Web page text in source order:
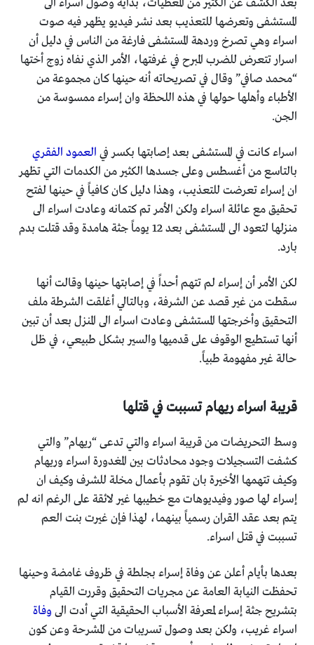
بعد الكشف عن الكثير من المعطيات، بداية وصول اسراء الى
المستشفى وتعرضها للتعذيب بعد نشر فيديو يظهر فيه صوت
اسراء وهي تصرخ وردهة المستشفى فارغة من الناس في دليل أن
اسرار تتعرض للضرب المبرح في غرفتها، الأمر الذي نفاه زوج أختها
“محمد صافي” وقال في تصريحاته أنه حينها كان مجموعة من
الأطباء وأهلها حولها في هذه اللحظة وان إسراء ممسوسة من
الجن.
اسراء كانت في المستشفى بعد إصابتها بكسر في العمود الفقري
بالتاسع من أغسطس وعلى جسدها الكثير من الكدمات التي تظهر
ان إسراء تعرضت للتعذيب، وهذا دليل كان كافياً في حينها لفتح
تحقيق مع عائلة اسراء ولكن الأمر تم كتمانه وعادت اسراء الى
منزلها لتعود الى المستشفى بعد 12 يوماً جثة هامدة وقد قتلت بدم
بارد.
لكن الأمر أن إسراء لم تتهم أحداً في إصابتها حينها وقالت أنها
سقطت من غير قصد عن الشرفة، وبالتالي أغلقت الشرطة ملف
التحقيق وأخرجتها المستشفى وعادت اسراء الى المنزل بعد أن تبين
أنها تستطيع الوقوف على قدميها والسير بشكل طبيعي، في ظل
حالة غير مفهومة طبياً.
قريبة اسراء ريهام تسببت في قتلها
وسط التحريضات من قريبة اسراء والتي تدعى “ريهام” والتي
كشفت التسجيلات وجود محادثات بين المغدورة اسراء وريهام
وكيف تتهمها الأخيرة بان تقوم بأعمال مخلة للشرف وكيف ان
إسراء لها صور وفيديوهات مع خطيبها غير لائقة على الرغم انه لم
يتم بعد عقد القران رسمياً بينهما، لهذا فإن غيرت بنت العم
تسببت في قتل اسراء.
بعدها بأيام أعلن عن وفاة إسراء بجلطة في ظروف غامضة وحينها
تحفظت النيابة العامة عن مجريات التحقيق وقررت القيام
بتشريح جثة إسراء لمعرفة الأسباب الحقيقية التي أدت الى وفاة
اسراء غريب، ولكن بعد وصول تسريبات من المشرحة وعن كون